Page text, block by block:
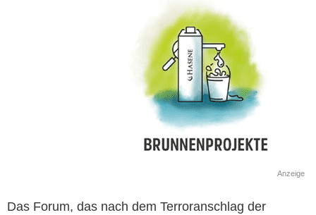
Anzeige
Das Forum, das nach dem Terroranschlag der